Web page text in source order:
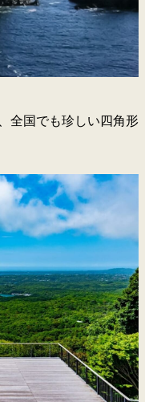
全国でも珍しい四角形